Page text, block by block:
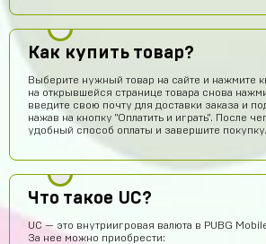
Как купить товар?
Выберите нужный товар на сайте и нажмите
на открывшейся странице товара снова
введите свою почту для доставки заказа и
нажав на кнопку "Оплатить и играть". После
удобный способ оплаты и завершите покупку.
Что такое UC?
UC — это внутриигровая валюта в PUBG
За нее можно приобрести: